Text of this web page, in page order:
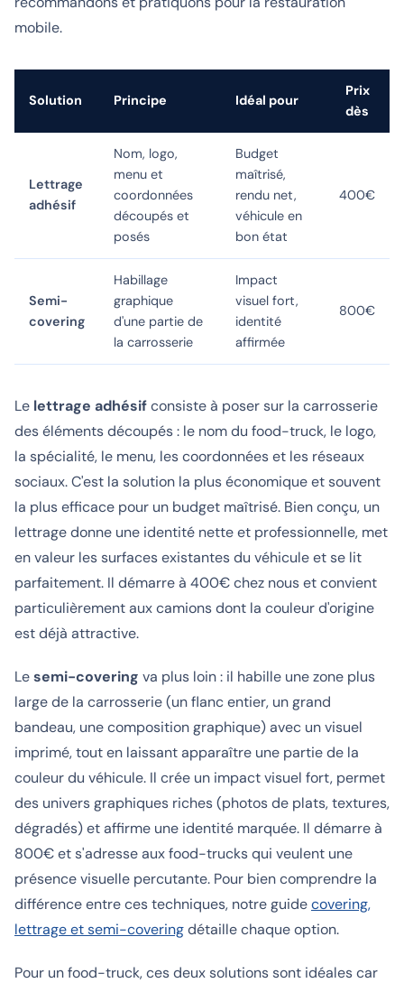
mobile.
Solution Principe Idéal pour
Prix
dès
Lettrage
adhésif
Nom, logo,
menu et
coordonnées
découpés et
posés
Budget
maîtrisé,
rendu net,
véhicule en
bon état
400€
Semi-
covering
Habillage
graphique
d'une partie de
la carrosserie
Impact
visuel fort,
identité
affirmée
800€
Le lettrage adhésifconsiste à poser sur la carrosserie
des éléments découpés : le nom du food-truck, le logo,
la spécialité, le menu, les coordonnées et les réseaux
sociaux. C'est la solution la plus économique et souvent
la plus efficace pour un budget maîtrisé. Bien conçu, un
lettrage donne une identité nette et professionnelle, met
en valeur les surfaces existantes du véhicule et se lit
parfaitement. Il démarre à 400€ chez nous et convient
particulièrement aux camions dont la couleur d'origine
est déjà attractive.
Lesemi-covering va plus loin : il habille une zone plus
large de la carrosserie (un flanc entier, un grand
bandeau, une composition graphique) avec un visuel
imprimé, tout en laissant apparaître une partie de la
couleur du véhicule. Il crée un impact visuel fort, permet
des univers graphiques riches (photos de plats, textures,
dégradés) et affirme une identité marquée. Il démarre à
800€ et s'adresse aux food-trucks qui veulent une
présence visuelle percutante. Pour bien comprendre la
différence entre ces techniques, notre guidecovering,
lettrage et semi-coveringdétaille chaque option.
Pour un food-truck, ces deux solutions sont idéales car